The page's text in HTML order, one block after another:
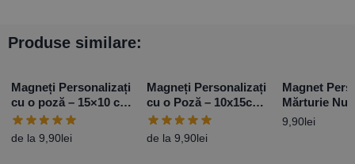
Produse similare:
Magneți Personalizați
cu o poză – 15×10 cm
– Vertical
de la 9,90lei
Magneți Personalizați
cu o Poză – 10x15cm
– Orizontal
de la9,90lei
Magnet
Mărturie
Flowers –
9,90lei